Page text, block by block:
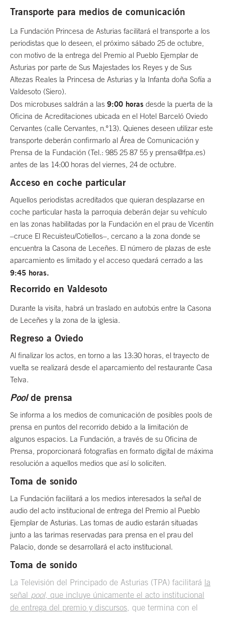
Transporte para medios de comunicación
La Fundación Princesa de Asturias facilitará el transporte a los
periodistas que lo deseen, el próximo sábado 25 de octubre,
con motivo de la entrega del Premio al Pueblo Ejemplar de
Asturias por parte de Sus Majestades los Reyes y de Sus
Altezas Reales la Princesa de Asturias y la Infanta doña Sofía a
Valdesoto (Siero).
Dos microbuses saldrán a las 9:00 horas desde la puerta de la
Oficina de Acreditaciones ubicada en el Hotel Barceló Oviedo
Cervantes (calle Cervantes, n.º13). Quienes deseen utilizar este
transporte deberán confirmarlo al Área de Comunicación y
Prensa de la Fundación (Tel.: 985 25 87 55 y prensa@fpa.es)
antes de las 14:00 horas del viernes, 24 de octubre.
Acceso en coche particular
Aquellos periodistas acreditados que quieran desplazarse en
coche particular hasta la parroquia deberán dejar su vehículo
en las zonas habilitadas por la Fundación en el prau de Vicentín
–cruce El Recuisteu/Cotiellos–, cercano a la zona donde se
encuentra la Casona de Leceñes. El número de plazas de este
aparcamiento es limitado y el acceso quedará cerrado a las
9:45 horas.
Recorrido en Valdesoto
Durante la visita, habrá un traslado en autobús entre la Casona
de Leceñes y la zona de la iglesia.
Regreso a Oviedo
Al finalizar los actos, en torno a las 13:30 horas, el trayecto de
vuelta se realizará desde el aparcamiento del restaurante Casa
Telva.
Poolde prensa
Se informa a los medios de comunicación de posibles pools de
prensa en puntos del recorrido debido a la limitación de
algunos espacios. La Fundación, a través de su Oficina de
Prensa, proporcionará fotografías en formato digital de máxima
resolución a aquellos medios que así lo soliciten.
Toma de sonido
La Fundación facilitará a los medios interesados la señal de
audio del acto institucional de entrega del Premio al Pueblo
Ejemplar de Asturias. Las tomas de audio estarán situadas
junto a las tarimas reservadas para prensa en el prau del
Palacio, donde se desarrollará el acto institucional.
Toma de sonido
La Televisión del Principado de Asturias (TPA) facilitará la
señal pool, que incluye únicamente el acto institucional
de entrega del premio y discursos , que termina con el